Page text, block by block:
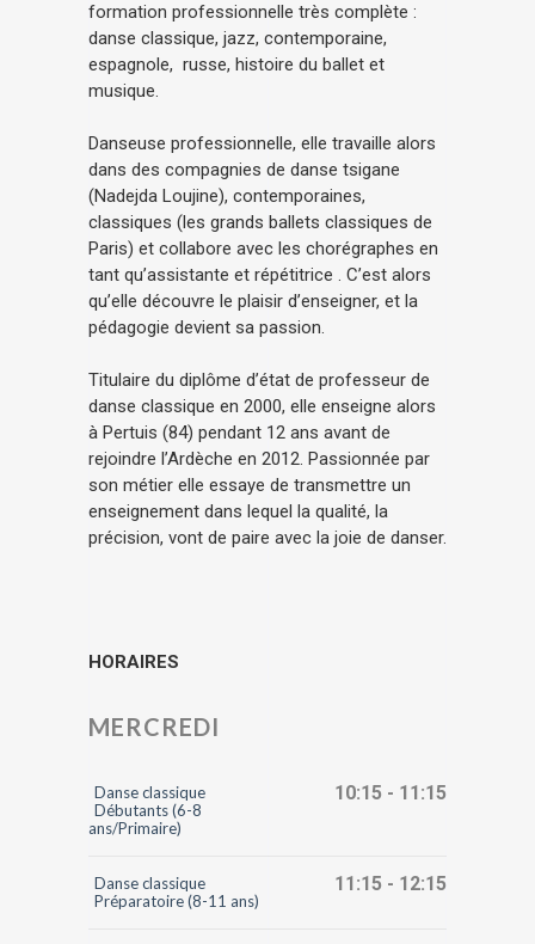
formation professionnelle très complète :
danse classique, jazz, contemporaine,
espagnole, russe, histoire du ballet et
musique.
Danseuse professionnelle, elle travaille alors
dans des compagnies de danse tsigane
(Nadejda Loujine), contemporaines,
classiques (les grands ballets classiques de
Paris) et collabore avec les chorégraphes en
tant qu’assistante et répétitrice . C’est alors
qu’elle découvre le plaisir d’enseigner, et la
pédagogie devient sa passion.
Titulaire du diplôme d’état de professeur de
danse classique en 2000, elle enseigne alors
à Pertuis (84) pendant 12 ans avant de
rejoindre l’Ardèche en 2012. Passionnée par
son métier elle essaye de transmettre un
enseignement dans lequel la qualité, la
précision, vont de paire avec la joie de danser.
HORAIRES
MERCREDI
Danse classique
Débutants (6-8
ans/Primaire)
10:15 - 11:15
Danse classique
Préparatoire (8-11 ans)
11:15 - 12:15